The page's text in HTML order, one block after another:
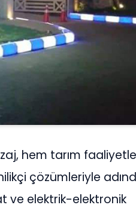
hem tarım
çözümleriyle
ve elektrik-elektronik